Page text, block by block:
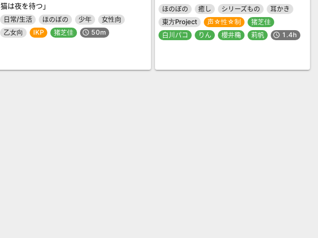
猫は夜を待つ」
日常/生活 ほのぼの 少年
女性向
乙女向
IKP 猪芝佳 schedule 50m
ほのぼの 癒し シリーズもの
耳かき
東方Project
声☆性☆制
猪芝佳
白川パコ
りん 櫻井穐 莉帆 schedule 1.4h